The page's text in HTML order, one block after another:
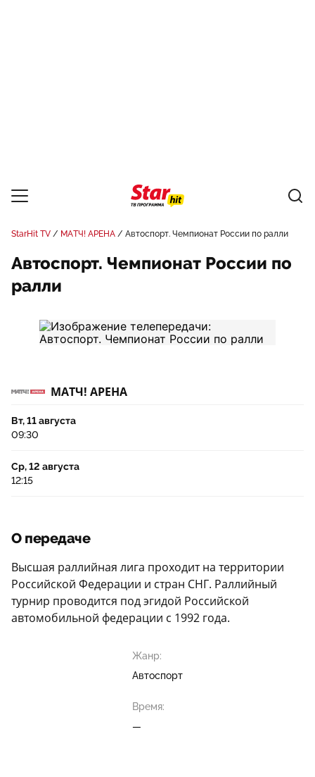
StarHit TV МАТЧ! АРЕНА Автоспорт. Чемпионат России по ралли
Автоспорт. Чемпионат России по
ралли
МАТЧ! АРЕНА
Вт, 11 августа
09:30
Ср, 12 августа
12:15
О передаче
Высшая раллийная лига проходит на территории
Российской Федерации и стран СНГ. Раллийный
турнир проводится под эгидой Российской
автомобильной федерации с 1992 года.
Жанр:
Автоспорт
Время:
—